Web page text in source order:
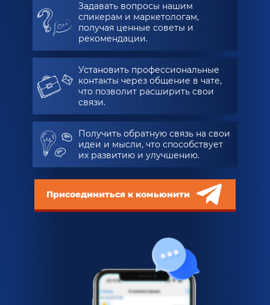
Задавать вопросы нашим
спикерам и маркетологам,
получая ценные советы и
рекомендации.
Установить профессиональные
контакты через общение в чате,
что позволит расширить свои
связи.
Получить обратную связь на свои
идеи и мысли, что способствует
их развитию и улучшению.
Присоединиться к комьюнити